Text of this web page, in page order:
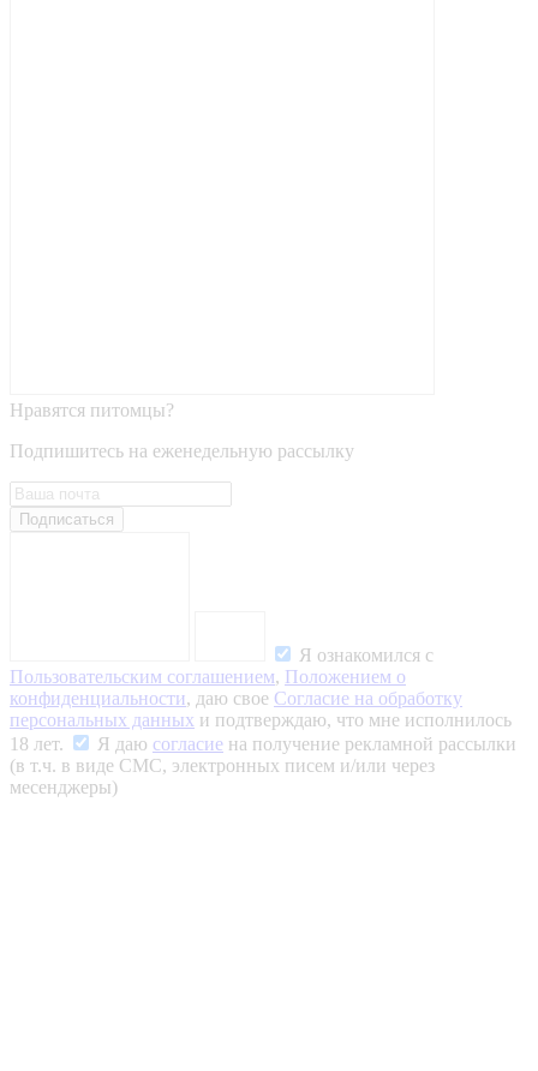
Нравятся питомцы?
Подпишитесь на еженедельную рассылку
Подписаться
Я ознакомился с
Пользовательским соглашением, Положением о
конфиденциальности, даю свое Согласие на обработку
персональных данных и подтверждаю, что мне исполнилось
18 лет.
Я даю согласие на получение рекламной рассылки
(в т.ч. в виде СМС, электронных писем и/или через
месенджеры)